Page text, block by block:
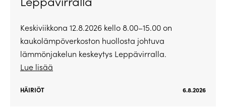
Keskiviikkona 12.8.2026 kello 8.00–15.00 on
kaukolämpöverkoston huollosta johtuva
lämmönjakelun keskeytys Leppävirralla.
Lue lisää
HÄIRIÖT 6.8.2026